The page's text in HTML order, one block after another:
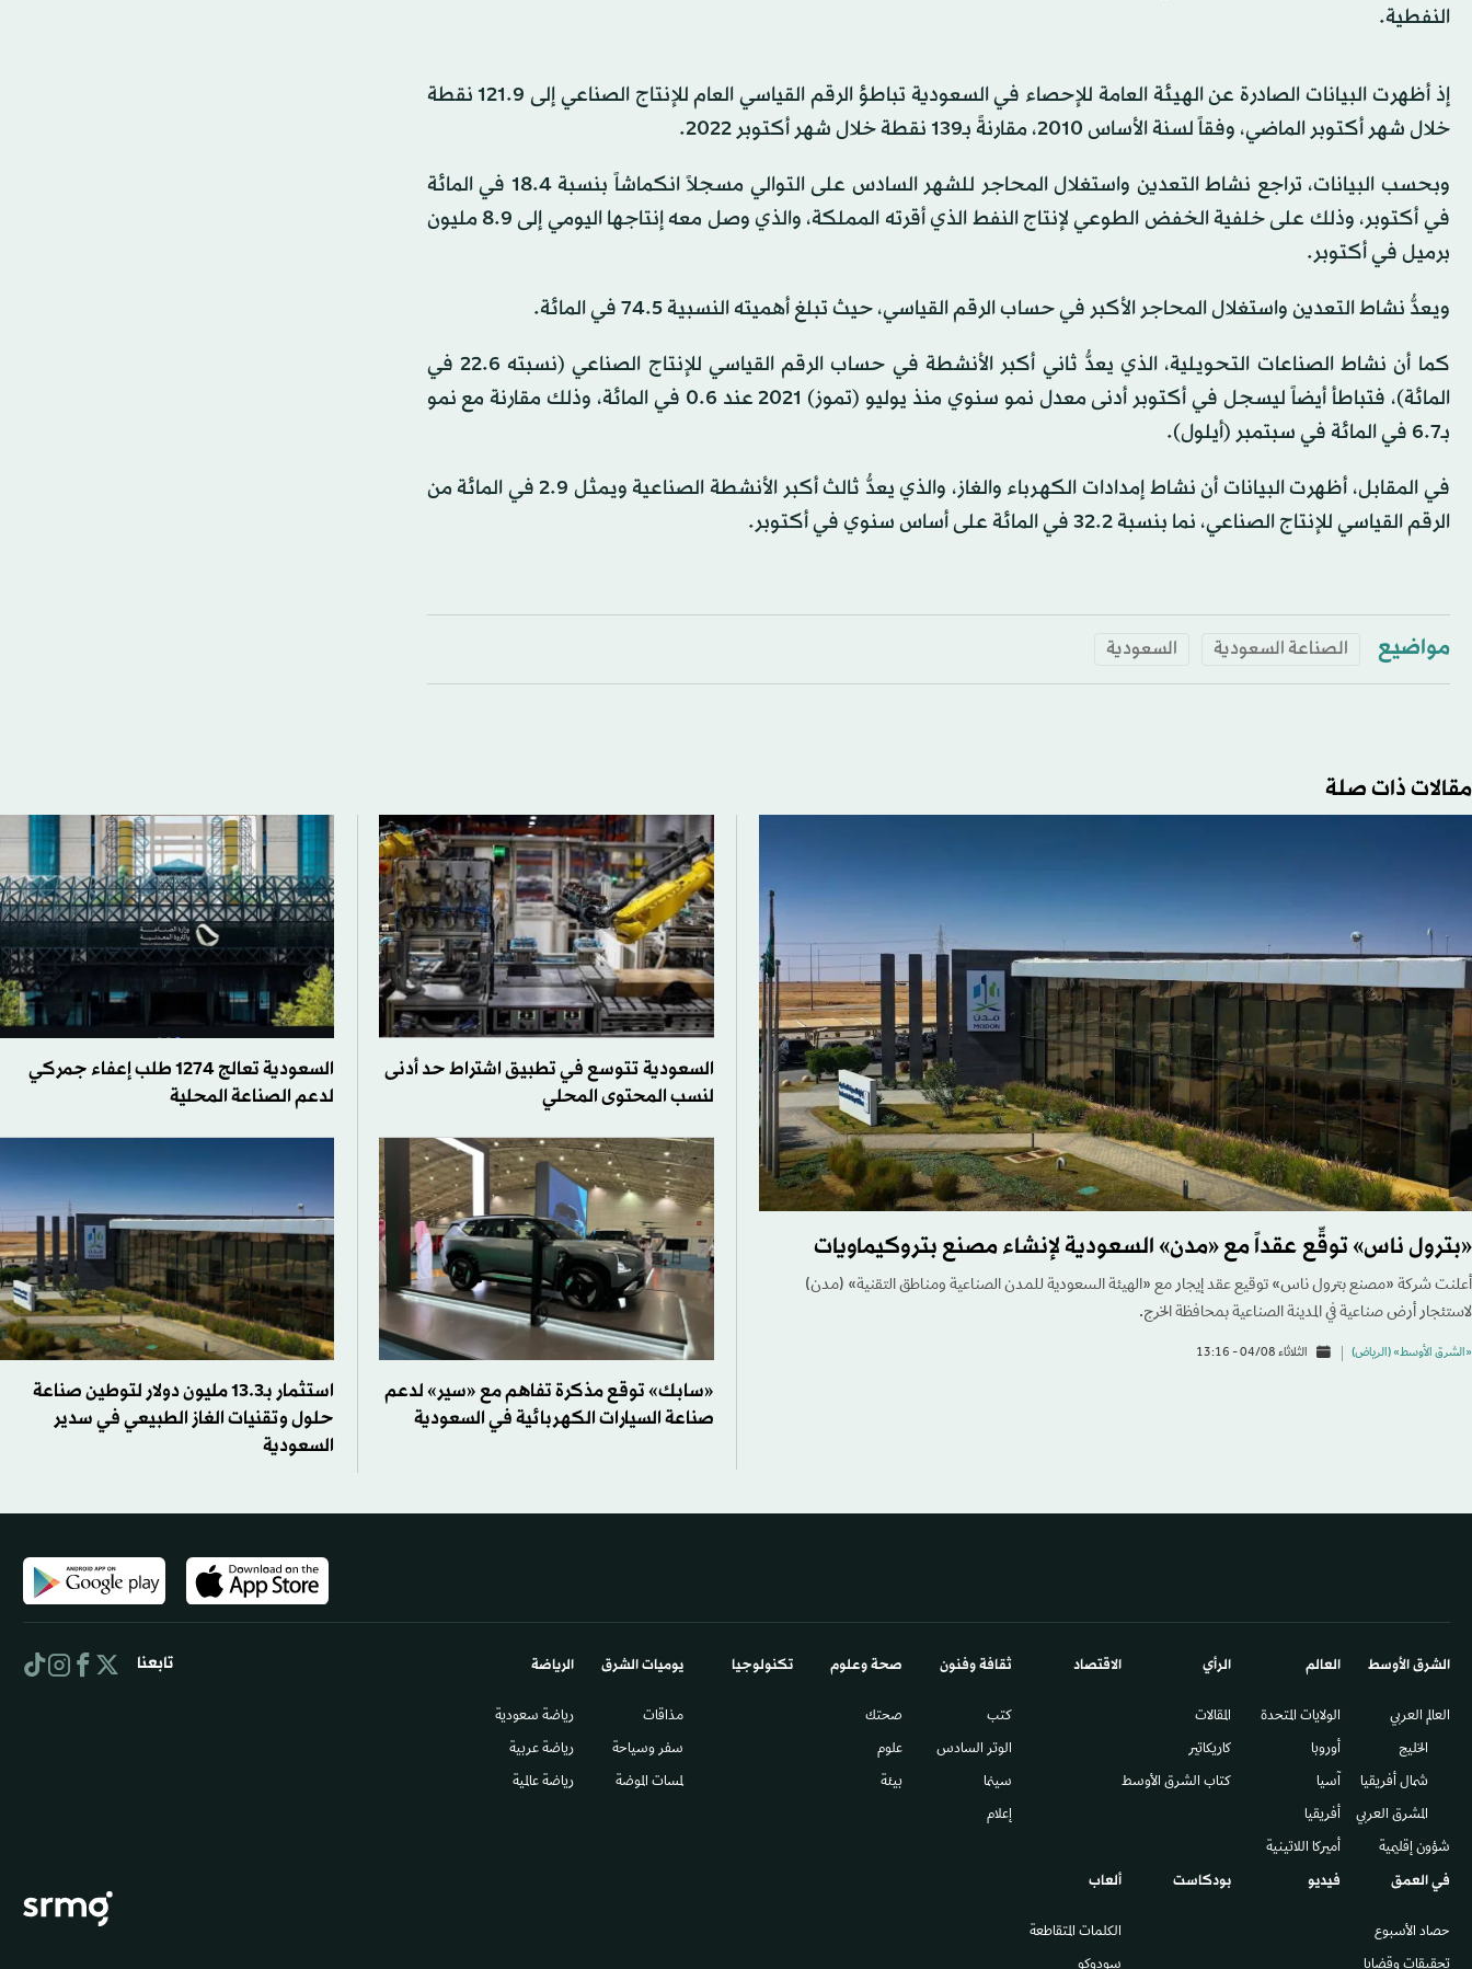
النفطية.
إذ أظهرت البيانات الصادرة عن الهيئة العامة للإحصاء في السعودية تباطؤ الرقم القياسي العام للإنتاج الصناعي إلى 121.9 نقطة
خلال شهر أكتوبر الماضي، وفقاً لسنة الأساس 2010، مقارنةً بـ139 نقطة خلال شهر أكتوبر 2022.
وبحسب البيانات، تراجع نشاط التعدين واستغلال المحاجر للشهر السادس على التوالي مسجلاً انكماشاً بنسبة 18.4 في المائة
في أكتوبر، وذلك على خلفية الخفض الطوعي لإنتاج النفط الذي أقرته المملكة، والذي وصل معه إنتاجها اليومي إلى 8.9 مليون
برميل في أكتوبر.
ويعدُّ نشاط التعدين واستغلال المحاجر الأكبر في حساب الرقم القياسي، حيث تبلغ أهميته النسبية 74.5 في المائة.
كما أن نشاط الصناعات التحويلية، الذي يعدُّ ثاني أكبر الأنشطة في حساب الرقم القياسي للإنتاج الصناعي (نسبته 22.6 في
المائة)، فتباطأ أيضاً ليسجل في أكتوبر أدنى معدل نمو سنوي منذ يوليو (تموز) 2021 عند 0.6 في المائة، وذلك مقارنة مع نمو
بـ6.7 في المائة في سبتمبر (أيلول).
في المقابل، أظهرت البيانات أن نشاط إمدادات الكهرباء والغاز، والذي يعدُّ ثالث أكبر الأنشطة الصناعية ويمثل 2.9 في المائة من
الرقم القياسي للإنتاج الصناعي، نما بنسبة 32.2 في المائة على أساس سنوي في أكتوبر.
مواضيع الصناعة السعودية السعودية
مقالات ذات صلة
«بترول ناس» توقِّع عقداً مع «مدن» السعودية لإنشاء مصنع بتروكيماويات
أعلنت شركة «مصنع بترول ناس» توقيع عقد إيجار مع «الهيئة السعودية للمدن الصناعية ومناطق التقنية» (مدن)
لاستئجار أرض صناعية في المدينة الصناعية بمحافظة الخرج.
«الشرق الأوسط» (الرياض) الثلاثاء 04/08 - 13:16
السعودية تتوسع في تطبيق اشتراط حد أدنى
لنسب المحتوى المحلي
السعودية تعالج 1274 طلب إعفاء جمركي
لدعم الصناعة المحلية
«سابك» توقع مذكرة تفاهم مع «سير» لدعم
صناعة السيارات الكهربائية في السعودية
استثمار بـ13.3 مليون دولار لتوطين صناعة
حلول وتقنيات الغاز الطبيعي في سدير
السعودية
الشرق الأوسط​
العالم العربي
الخليج
شمال أفريقيا
المشرق العربي
شؤون إقليمية
العالم
الولايات المتحدة
أوروبا
آسيا
أفريقيا
أميركا اللاتينية
الرأي
المقالات
كاريكاتير
كتاب الشرق الأوسط
الاقتصاد ثقافة وفنون
كتب
الوتر السادس​
سينما
إعلام
صحة وعلوم
صحتك
علوم
بيئة
تكنولوجيا يوميات الشرق​
مذاقات
سفر وسياحة
لمسات الموضة
الرياضة
رياضة سعودية
رياضة عربية
رياضة عالمية
في العمق
حصاد الأسبوع
تحقيقات وقضايا
فيديو بودكاست ألعاب
الكلمات المتقاطعة
سودوكو
تابعنا